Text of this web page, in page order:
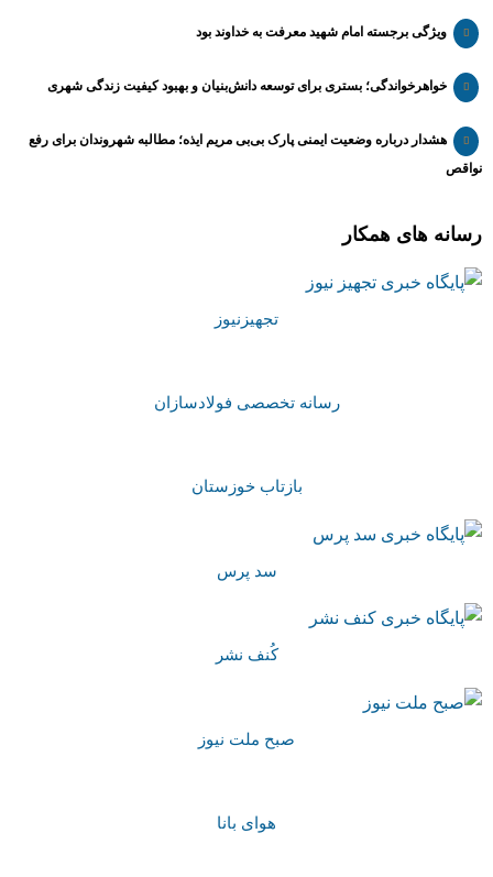
ویژگی برجسته امام شهید معرفت به خداوند بود
خواهرخواندگی؛ بستری برای توسعه دانش‌بنیان و بهبود کیفیت زندگی شهری
هشدار درباره وضعیت ایمنی پارک بی‌بی مریم ایذه؛ مطالبه شهروندان برای رفع
نواقص
رسانه های همکار
تجهیزنیوز
رسانه تخصصی فولادسازان
بازتاب خوزستان
سد پرس
کُنف نشر
صبح ملت نیوز
هوای بانا